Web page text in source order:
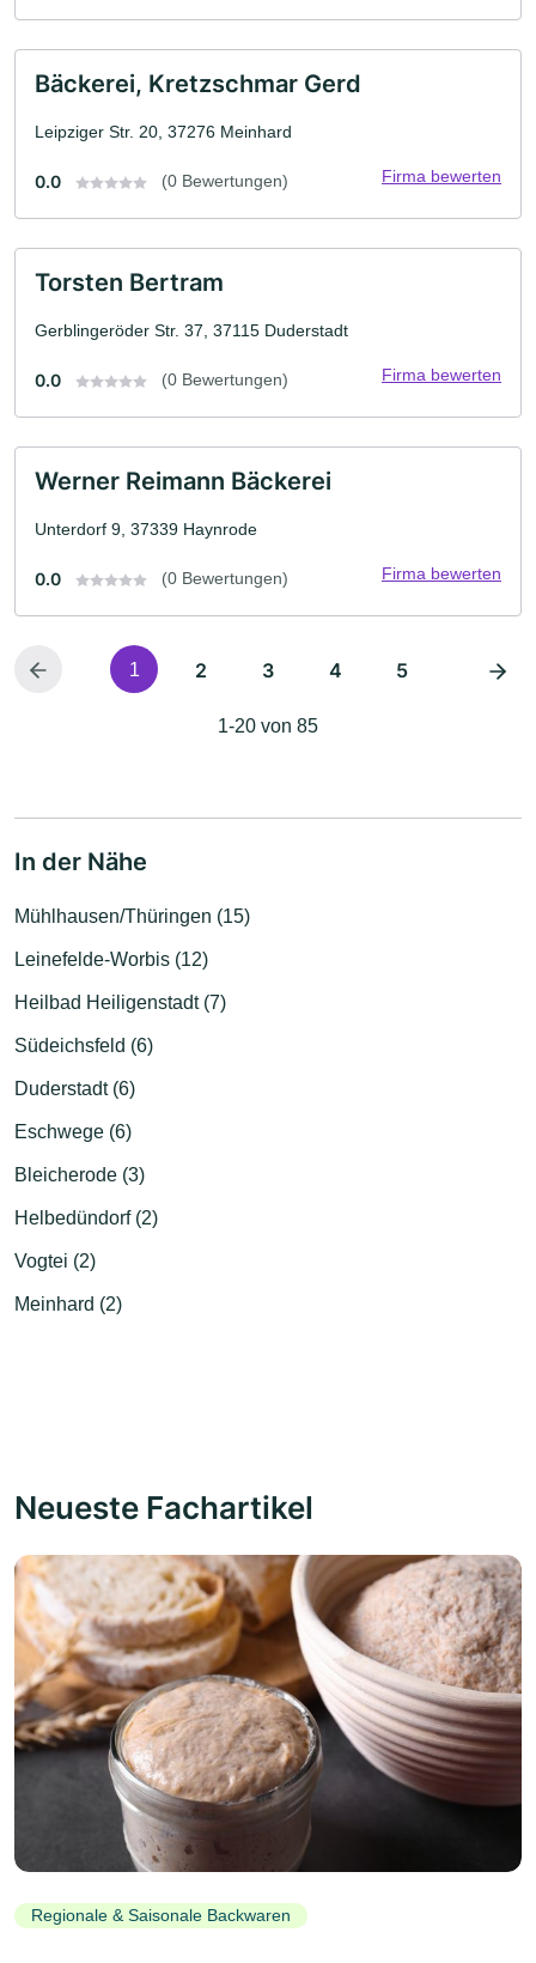
Bäckerei, Kretzschmar Gerd
Leipziger Str. 20, 37276 Meinhard
0.0 (0 Bewertungen) Firma bewerten
Torsten Bertram
Gerblingeröder Str. 37, 37115 Duderstadt
0.0 (0 Bewertungen) Firma bewerten
Werner Reimann Bäckerei
Unterdorf 9, 37339 Haynrode
0.0 (0 Bewertungen) Firma bewerten
1 2 3 4 5
1-20 von 85
In der Nähe
Mühlhausen/Thüringen (15)
Leinefelde-Worbis (12)
Heilbad Heiligenstadt (7)
Südeichsfeld (6)
Duderstadt (6)
Eschwege (6)
Bleicherode (3)
Helbedündorf (2)
Vogtei (2)
Meinhard (2)
Neueste Fachartikel
Regionale & Saisonale Backwaren